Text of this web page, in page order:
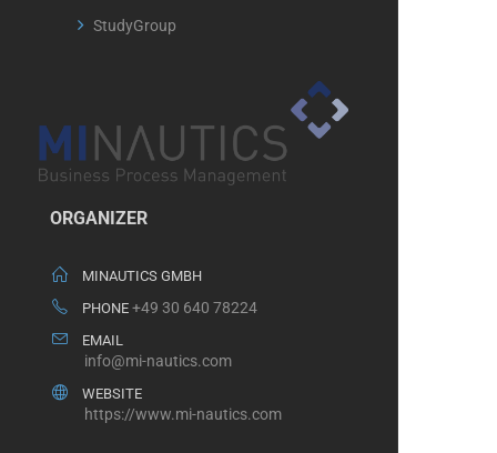
StudyGroup
ORGANIZER
MINAUTICS GMBH
PHONE +49 30 640 78224
EMAIL
info@mi-nautics.com
WEBSITE
https://www.mi-nautics.com